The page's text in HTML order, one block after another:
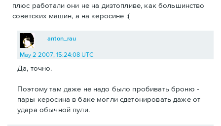
плюс работали они не на дизтопливе, как большинство
советских машин, а на керосине :(
anton_rau
May 2 2007, 15:24:08 UTC
Да, точно.
Поэтому там даже не надо было пробивать броню -
пары керосина в баке могли сдетонировать даже от
удара обычной пули.